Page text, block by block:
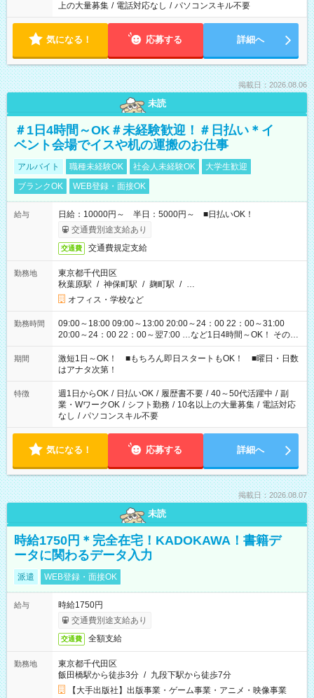
上の大量募集 / 電話対応なし / パソコンスキル不要
気になる！ 応募する 詳細へ
掲載日：2026.08.06
未読
＃1日4時間～OK＃未経験歓迎！＃日払い＊イ
ベント会場でイスや机の運搬のお仕事
アルバイト 職種未経験OK 社会人未経験OK
大学生歓迎
ブランクOK
WEB登録・面接OK
給与
日給：10000円～ 半日：5000円～ ■日払いOK！
交通費別途支給あり
交通費 交通費規定支給
勤務地
東京都千代田区
秋葉原駅 / 神保町駅 / 麹町駅 / …
オフィス・学校など
勤務時間
09:00～18:00 09:00～13:00 20:00～24：00 22：00～31:00
20:00～24：00 22：00～翌7:00 …など1日4時間～OK！ その他
シフトもございます！ お気軽にご相談ください！
期間
激短1日～OK！ ■もちろん即日スタートもOK！ ■曜日・日数
はアナタ次第！
特徴 週1日からOK / 日払いOK / 履歴書不要 / 40～50代活躍中 / 副
業・WワークOK / シフト勤務 / 10名以上の大量募集 / 電話対応
なし / パソコンスキル不要
気になる！ 応募する 詳細へ
掲載日：2026.08.07
未読
時給1750円＊完全在宅！KADOKAWA！書籍デ
ータに関わるデータ入力
派遣 WEB登録・面接OK
給与
時給1750円
交通費別途支給あり
交通費 全額支給
勤務地
東京都千代田区
飯田橋駅から徒歩3分 / 九段下駅から徒歩7分
【大手出版社】出版事業・ゲーム事業・アニメ・映像事業